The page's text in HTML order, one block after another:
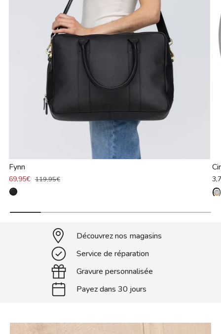
Fynn
69,95€ 119,95€
Découvrez nos magasins
Service de réparation
Gravure personnalisée
Payez dans 30 jours